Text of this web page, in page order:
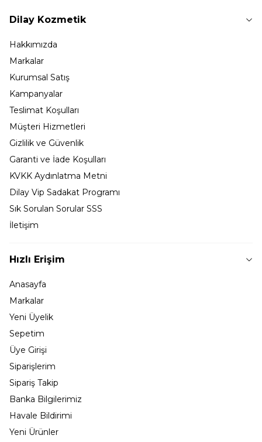
Dilay Kozmetik
Hakkımızda
Markalar
Kurumsal Satış
Kampanyalar
Teslimat Koşulları
Müşteri Hizmetleri
Gizlilik ve Güvenlik
Garanti ve İade Koşulları
KVKK Aydınlatma Metni
Dilay Vip Sadakat Programı
Sık Sorulan Sorular SSS
İletişim
Hızlı Erişim
Anasayfa
Markalar
Yeni Üyelik
Sepetim
Üye Girişi
Siparişlerim
Sipariş Takip
Banka Bilgilerimiz
Havale Bildirimi
Yeni Ürünler